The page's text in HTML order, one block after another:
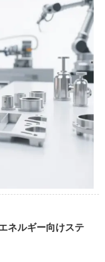
ネルギー向けステ